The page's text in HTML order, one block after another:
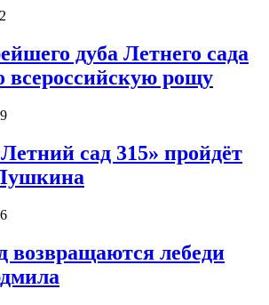
дуба Летнего сада
всероссийскую рощу
сад 315» пройдёт
возвращаются лебеди